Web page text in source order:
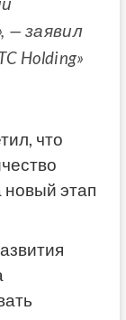
— заявил
Holding»
что
новый этап